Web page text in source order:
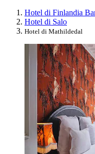
Hotel di Finlandia
Hotel di Salo
Hotel di Mathildedal